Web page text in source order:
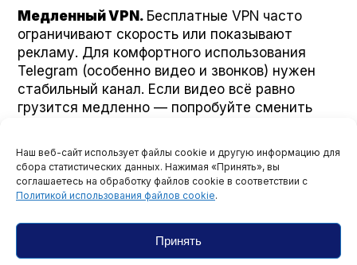
Наш веб-сайт использует файлы cookie и другую информацию для
сбора статистических данных. Нажимая «Принять», вы
соглашаетесь на обработку файлов cookie в соответствии с
Политикой использования файлов cookie.
Принять
Медленный VPN. Бесплатные VPN часто
ограничивают скорость или показывают
рекламу. Для комфортного использования
Telegram (особенно видео и звонков) нужен
стабильный канал. Если видео всё равно
грузится медленно — попробуйте сменить
Прокси работает, VPN — нет (или
наоборот). ТСПУ блокирует трафик по-
разному у разных провайдеров. Если один